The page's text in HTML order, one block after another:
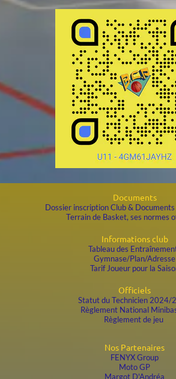
Documents
Dossier inscription Club & Documents
Terrain de Basket, ses normes
Informations club
Tableau des
Gymnase/Plan/Adresse
Tarif Joueur pour la
Officiels
Statut duTechnicien 2024/
Règlement National
Règlement de jeu
Nos Partenaires
FENYX Group
Moto GP
Margot D'Andréa